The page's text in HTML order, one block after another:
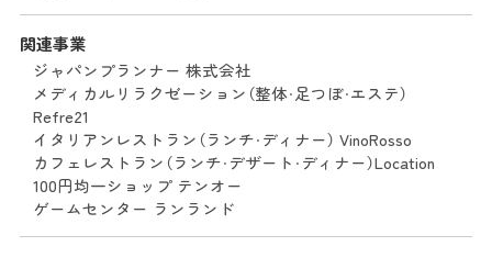
関連事業
ジャパンプランナー 株式会社
メディカルリラクゼーション（整体・足つぼ・エステ）
Refre21
イタリアンレストラン（ランチ・ディナー） VinoRosso
カフェレストラン（ランチ・デザート・ディナー）Location
100円均一ショップ テンオー
ゲームセンター ランランド